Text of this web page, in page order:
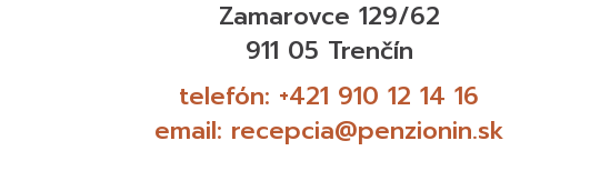
Zamarovce 129/62
911 05 Trenčín
telefón: +421 910 12 14 16
email: recepcia@penzionin.sk